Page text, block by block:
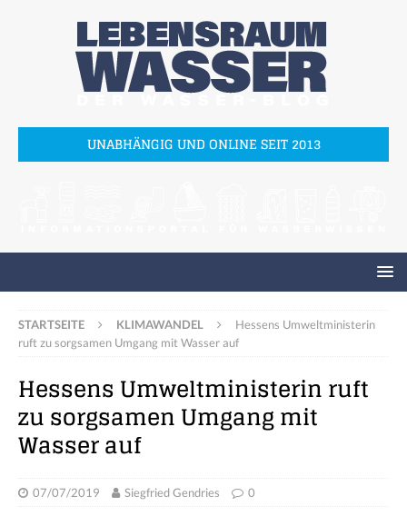
UNABHÄNGIG UND ONLINE SEIT 2013
STARTSEITE KLIMAWANDEL
Hessens Umweltministerin
ruft zu sorgsamen Umgang mit Wasser auf
Hessens Umweltministerin ruft
zu sorgsamen Umgang mit
Wasser auf
07/07/2019 Siegfried Gendries 0